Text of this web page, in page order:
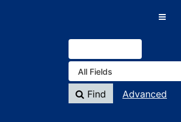
Find Advanced